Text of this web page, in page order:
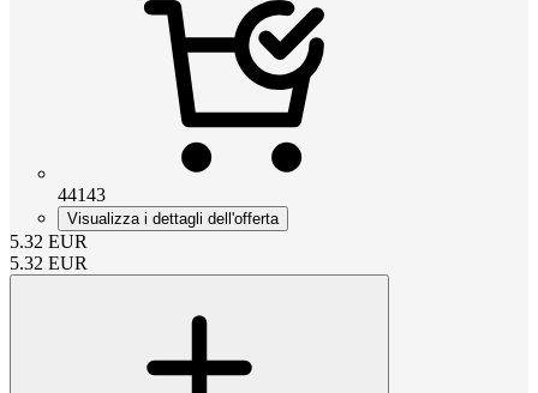
44143
Visualizza i dettagli dell'offerta
5.32 EUR
5.32 EUR